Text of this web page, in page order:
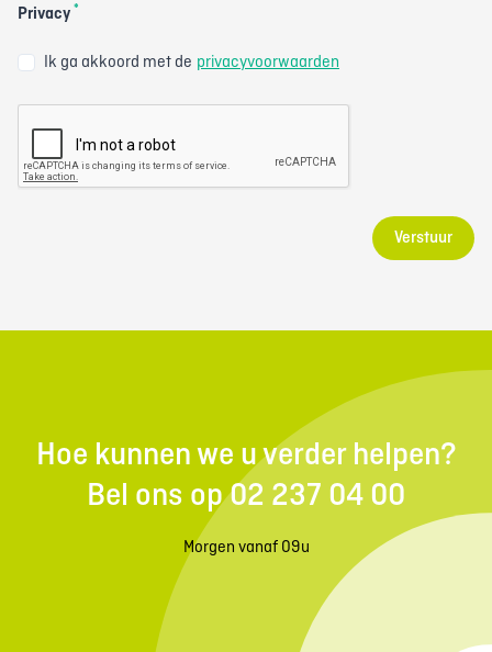
Privacy *
Ik ga akkoord met de privacyvoorwaarden
Verstuur
Hoe kunnen we u verder helpen?
Bel ons op 02 237 04 00
Morgen vanaf 09u